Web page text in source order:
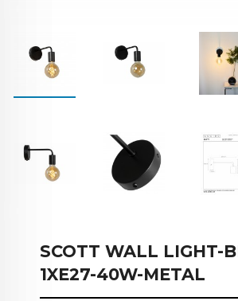
SCOTT WALL LIGHT-
1XE27-40W-METAL